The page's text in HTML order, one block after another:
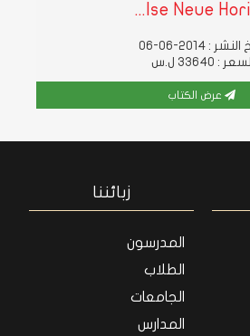
Ise Neue
: 2014-06-06
السعر : 33640 ل.س
عرض الكتاب
زبائننا
المدرسون
الطلاب
الجامعات
المدارس